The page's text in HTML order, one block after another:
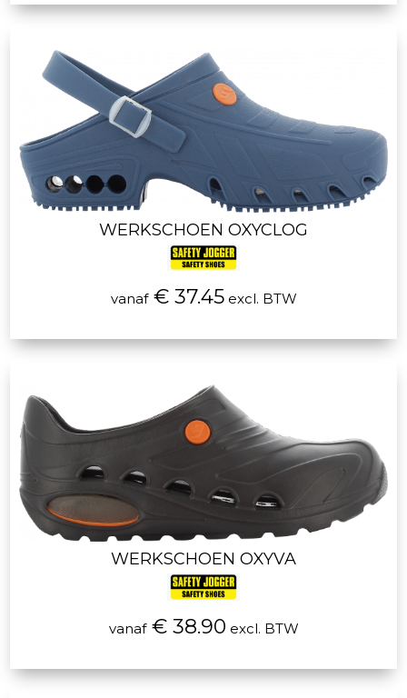
WERKSCHOEN OXYCLOG
vanaf€ 37.45excl. BTW
WERKSCHOEN OXYVA
vanaf€ 38.90 excl. BTW